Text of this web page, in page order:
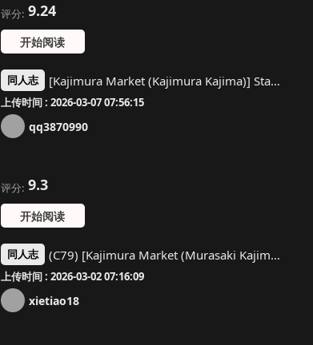
评分: 9.24
开始阅读
同人志 [Kajimura Market (Kajimura Kajima)] Star-chan no Ecchi na Asobi 2 (Touhou Project) [Chinese] [靴下汉化组]
上传时间 : 2026-03-07 07:56:15
qq3870990
评分: 9.3
开始阅读
同人志 (C79) [Kajimura Market (Murasaki Kajima)] Shiratama Hokentaiiku -Karimen Hen- (Touhou Project) [Chinese] [靴下汉化组]
上传时间 : 2026-03-02 07:16:09
xietiao18